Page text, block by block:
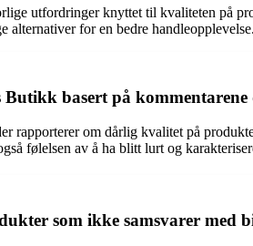
utfordringer knyttet til kvaliteten på
alternativer for en bedre handleopplevelse.
basert på kommentarene
om dårlig kvalitet på
følelsen av å ha blitt lurt og
som ikke samsvarer med